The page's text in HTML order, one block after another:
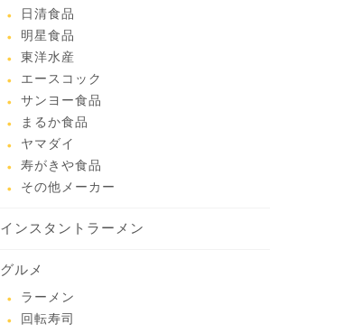
日清食品
明星食品
東洋水産
エースコック
サンヨー食品
まるか食品
ヤマダイ
寿がきや食品
その他メーカー
インスタントラーメン
グルメ
ラーメン
回転寿司